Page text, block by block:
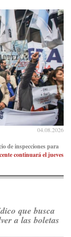
etapa en el
de que el
Ver en X
04.08.2026
de inspecciones para
continuará el jueves
que busca
a las boletas